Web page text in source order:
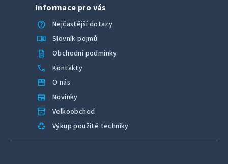
i
Informace pro vás
help
Nejčastější dotazy
menu_book Slovník pojmů
description Obchodní podmínky
call Kontakty
storefront O nás
newspaper Novinky
inventory_2 Velkoobchod
recycling Výkup použité techniky